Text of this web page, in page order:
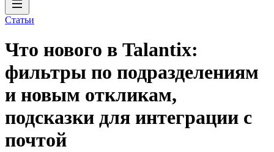
Статьи
Что нового в Talantix:
фильтры по подразделениям
и новым откликам,
подсказки для интеграции с
почтой